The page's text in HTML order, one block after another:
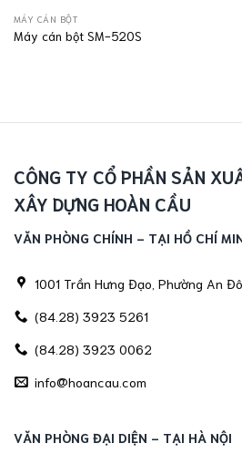
MÁY CÁN BỘT
Máy cán bột SM-520S
CÔNG TY CỔ PHẦN SẢN
XÂY DỰNG HOÀN CẦU
VĂN PHÒNG CHÍNH - TẠI HỒ CHÍ
1001 Trần Hưng Đạo, Phường An
(84.28) 3923 5261
(84.28) 3923 0062
info@hoancau.com
VĂN PHÒNG ĐẠI DIỆN - TẠI HÀ NỘI